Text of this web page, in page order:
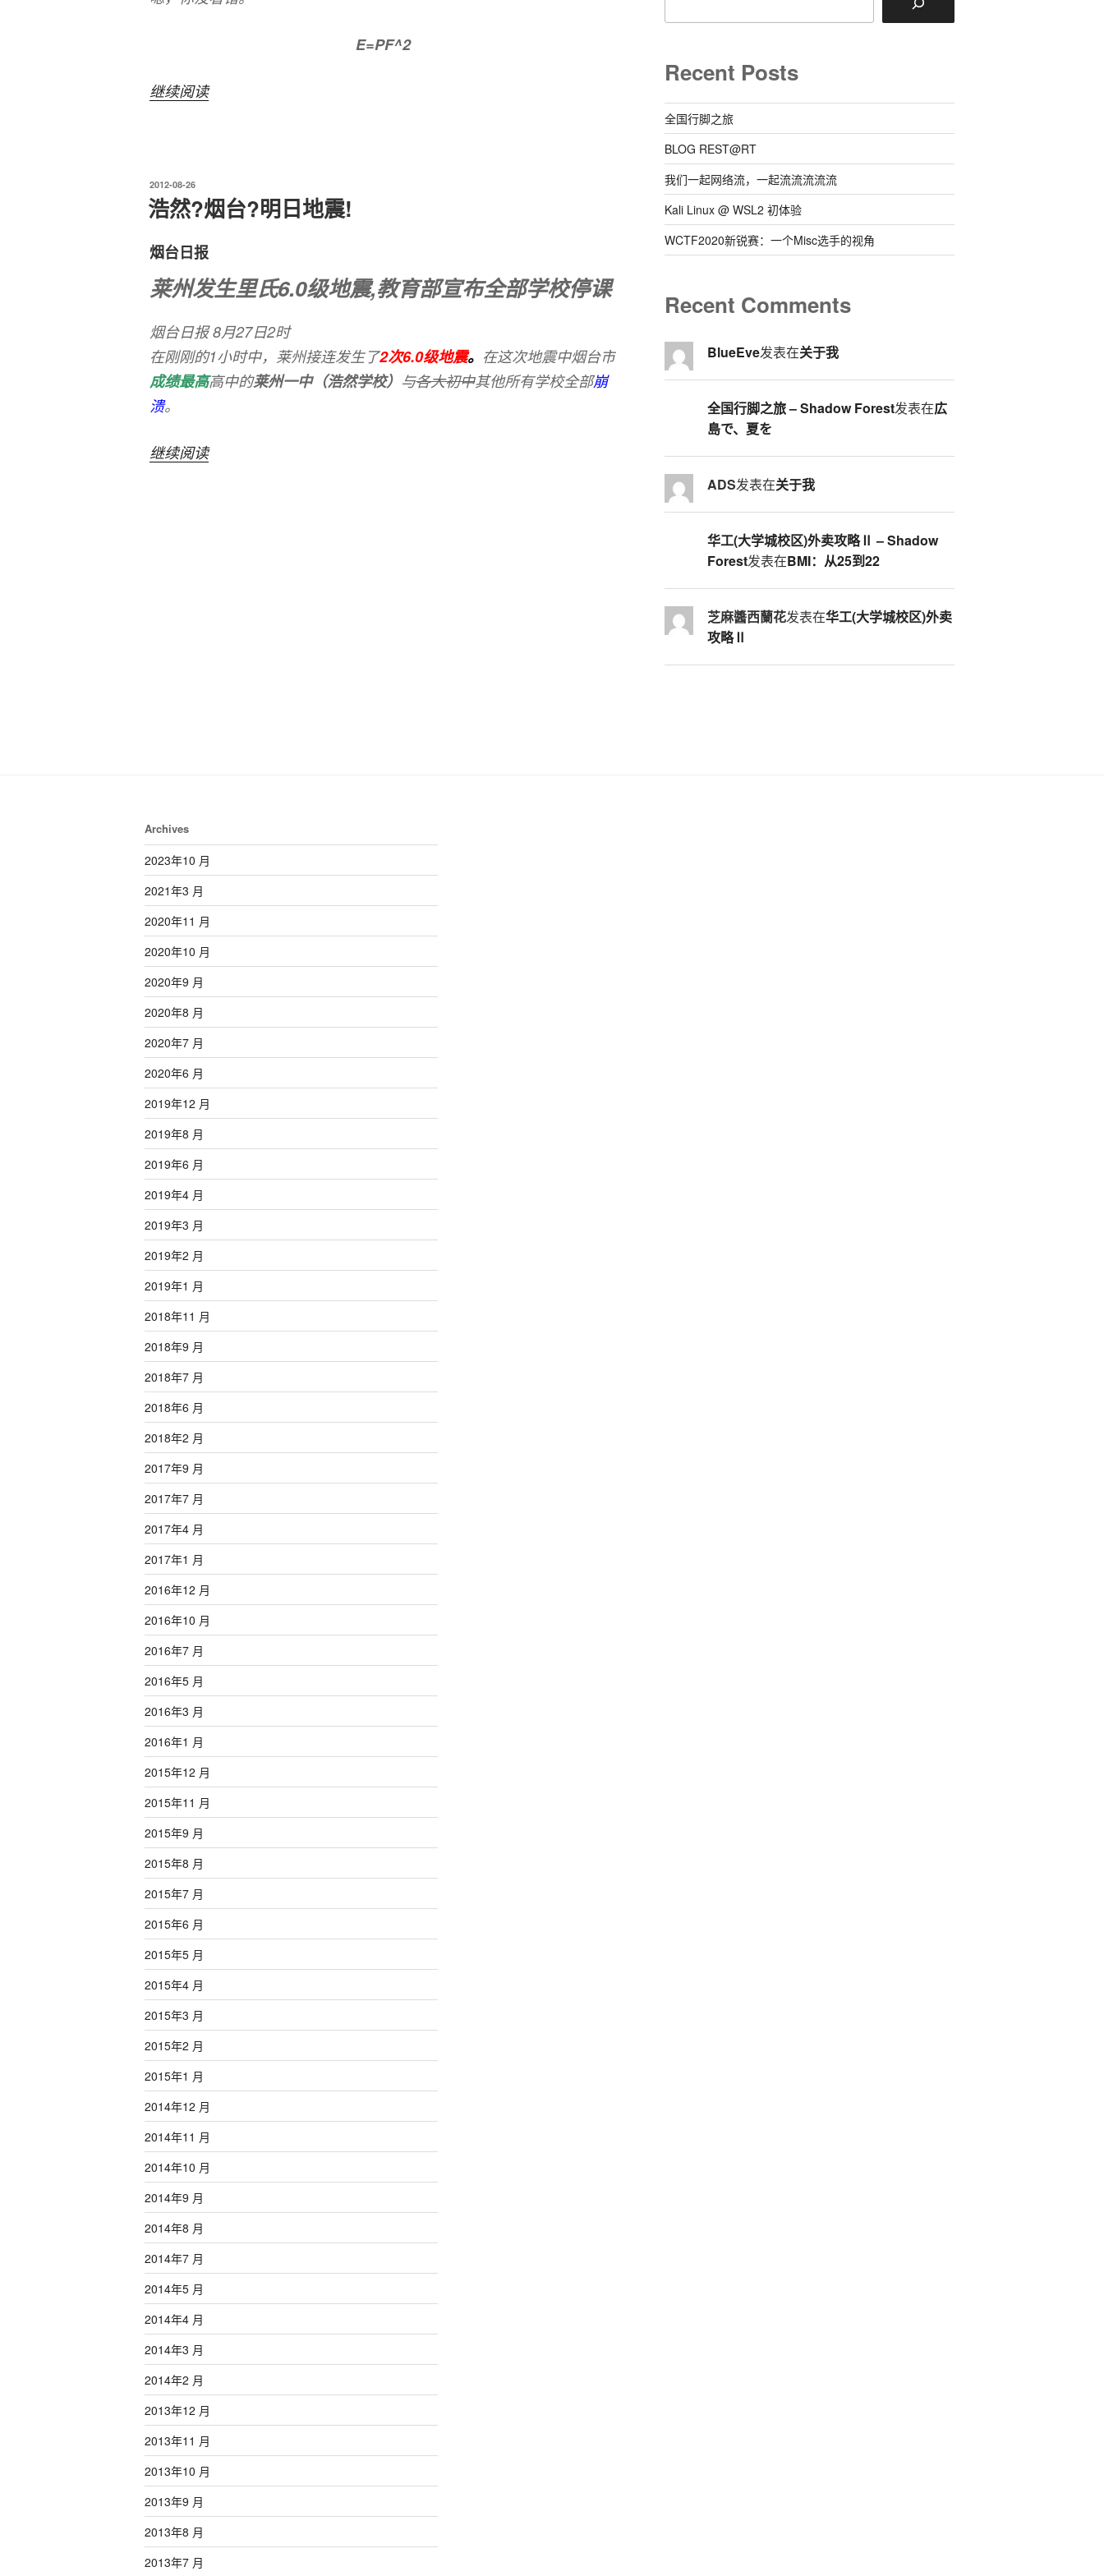
E=PF^2
继续阅读“浩
程
式”
发
布
于
2012-08-26
浩然?烟台?明日地震!
烟台日报
莱州发生里氏6.0级地震,教育部宣布全部学校停课
烟台日报 8月27日2时
在刚刚的1小时中，莱州接连发生了2次6.0级地震。 在这次地震中烟台市
成绩最高高中的莱州一中（浩然学校） 与各大初中其他所有学校全部崩
溃。
继续阅读“浩
Recent Posts
全国行脚之旅
BLOG REST@RT
我们一起网络流，一起流流流流流
Kali Linux @ WSL2 初体验
WCTF2020新锐赛：一个Misc选手的视角
Recent Comments
BlueEve发表在关于我
全国行脚之旅 – Shadow Forest发表在広
島で、夏を
ADS发表在关于我
华工(大学城校区)外卖攻略Ⅱ – Shadow
Forest发表在BMI：从25到22
芝麻醬西蘭花发表在华工(大学城校区)外卖
攻略Ⅱ
Archives
2023年10 月
2021年3 月
2020年11 月
2020年10 月
2020年9 月
2020年8 月
2020年7 月
2020年6 月
2019年12 月
2019年8 月
2019年6 月
2019年4 月
2019年3 月
2019年2 月
2019年1 月
2018年11 月
2018年9 月
2018年7 月
2018年6 月
2018年2 月
2017年9 月
2017年7 月
2017年4 月
2017年1 月
2016年12 月
2016年10 月
2016年7 月
2016年5 月
2016年3 月
2016年1 月
2015年12 月
2015年11 月
2015年9 月
2015年8 月
2015年7 月
2015年6 月
2015年5 月
2015年4 月
2015年3 月
2015年2 月
2015年1 月
2014年12 月
2014年11 月
2014年10 月
2014年9 月
2014年8 月
2014年7 月
2014年5 月
2014年4 月
2014年3 月
2014年2 月
2013年12 月
2013年11 月
2013年10 月
2013年9 月
2013年8 月
2013年7 月